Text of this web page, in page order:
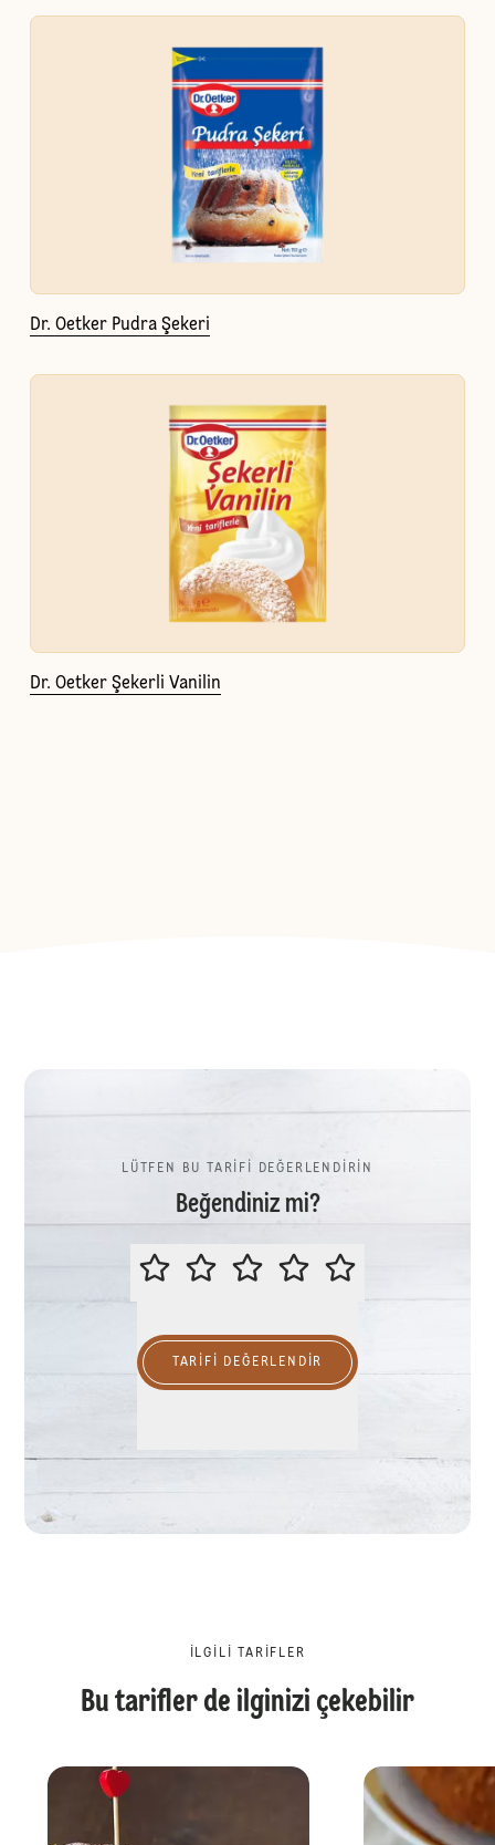
Dr. Oetker Pudra Şekeri
Dr. Oetker Şekerli Vanilin
LÜTFEN BU TARİFİ DEĞERLENDİRİN
Beğendiniz mi?
LÜTFEN BU TARİFİ
TARIFI DEĞERLENDİR
İLGILI TARIFLER
Bu tarifler de ilginizi çekebilir